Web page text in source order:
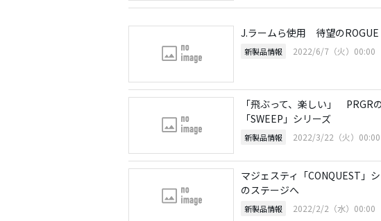
J.ラームら使用 待望のROGUE
新製品情報 2022/6/7（火）00:00
「飛ぶって、楽しい」 PRGR
「SWEEP」シリーズ
新製品情報 2022/3/22（火）00:00
マジェスティ「CONQUEST」
のステージへ
新製品情報 2022/2/2（水）00:00